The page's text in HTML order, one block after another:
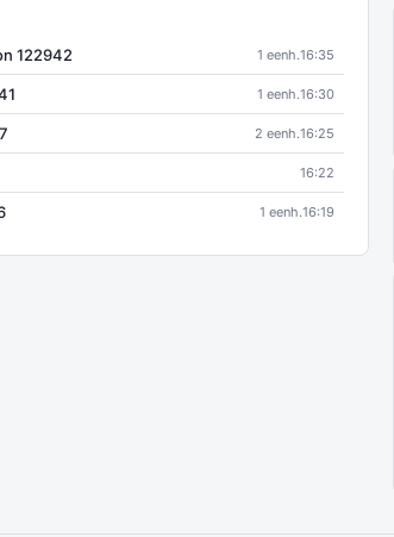
122942 1 eenh.16:35
1 eenh.16:30
2 eenh.16:25
16:22
1 eenh.16:19